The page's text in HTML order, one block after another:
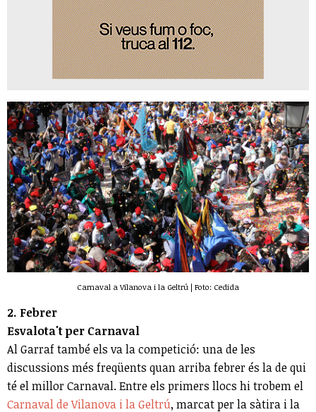
Carnaval a Vilanova i la Geltrú | Foto: Cedida
2. Febrer
Esvalota't per Carnaval
Al Garraf també els va la competició: una de les
discussions més freqüents quan arriba febrer és la de qui
té el millor Carnaval. Entre els primers llocs hi trobem el
Carnaval de Vilanova i la Geltrú, marcat per la sàtira i la